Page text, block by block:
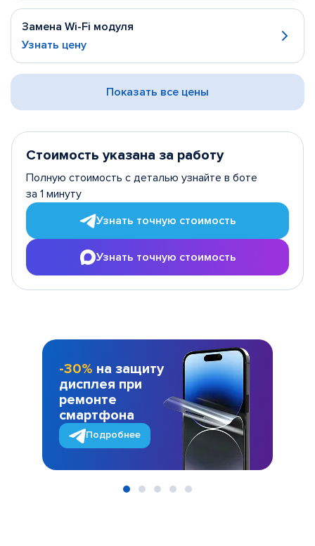
Замена Wi-Fi модуля
Узнать цену
Показать все цены
Стоимость указана за работу
Полную стоимость с деталью узнайте в боте
за 1 минуту
Узнать точную стоимость
Узнать точную стоимость
-30% на защиту
дисплея при
ремонте
смартфона
Подробнее